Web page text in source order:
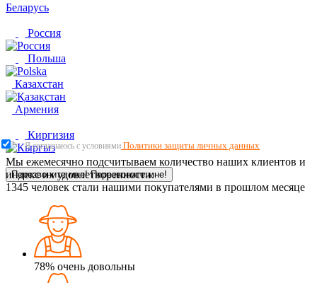
Беларусь
Россия
Польша
Казахстан
Армения
Киргизия
Перезвоните мне! Перезвоните мне!
Я соглашаюсь с условиями Политики защиты личных данных
Мы ежемесячно подсчитываем количество наших клиентов и
индекс их удовлетворенности.
1345 человек стали нашими покупателями в прошлом месяце
78% очень довольны